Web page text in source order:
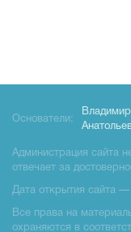
Основатели:
Администрация сайта
отвечает за
Дата открытия сайта —
Все права на
охраняются в